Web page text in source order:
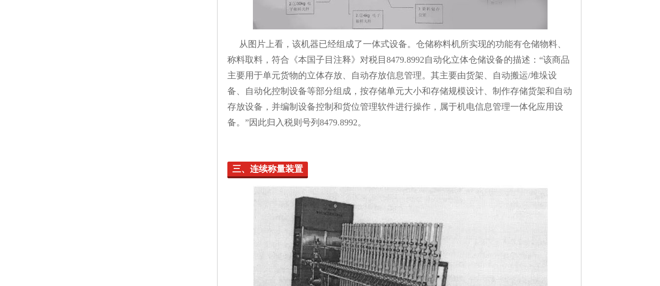
从图片上看，该机器已经组成了一体式设备。仓储称料机所实现的功能有仓储物料、
称料取料，符合《本国子目注释》对税目8479.8992自动化立体仓储设备的描述：“该商品
主要用于单元货物的立体存放、自动存放信息管理。其主要由货架、自动搬运/堆垛设
备、自动化控制设备等部分组成，按存储单元大小和存储规模设计、制作存储货架和自动
存放设备，并编制设备控制和货位管理软件进行操作，属于机电信息管理一体化应用设
备。”因此归入税则号列8479.8992。
三、连续称量装置